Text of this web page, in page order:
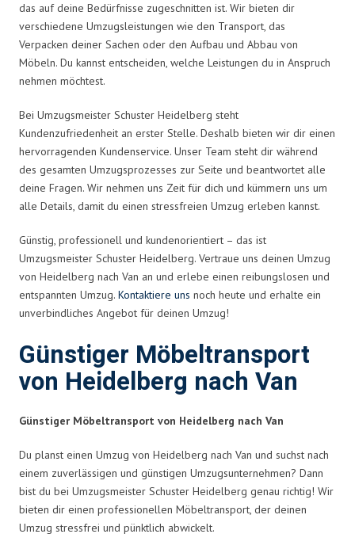
das auf deine Bedürfnisse zugeschnitten ist. Wir bieten dir
verschiedene Umzugsleistungen wie den Transport, das
Verpacken deiner Sachen oder den Aufbau und Abbau von
Möbeln. Du kannst entscheiden, welche Leistungen du in Anspruch
nehmen möchtest.
Bei Umzugsmeister Schuster Heidelberg steht
Kundenzufriedenheit an erster Stelle. Deshalb bieten wir dir einen
hervorragenden Kundenservice. Unser Team steht dir während
des gesamten Umzugsprozesses zur Seite und beantwortet alle
deine Fragen. Wir nehmen uns Zeit für dich und kümmern uns um
alle Details, damit du einen stressfreien Umzug erleben kannst.
Günstig, professionell und kundenorientiert – das ist
Umzugsmeister Schuster Heidelberg. Vertraue uns deinen Umzug
von Heidelberg nach Van an und erlebe einen reibungslosen und
entspannten Umzug. Kontaktiere uns noch heute und erhalte ein
unverbindliches Angebot für deinen Umzug!
Günstiger Möbeltransport
von Heidelberg nach Van
Günstiger Möbeltransport von Heidelberg nach Van
Du planst einen Umzug von Heidelberg nach Van und suchst nach
einem zuverlässigen und günstigen Umzugsunternehmen? Dann
bist du bei Umzugsmeister Schuster Heidelberg genau richtig! Wir
bieten dir einen professionellen Möbeltransport, der deinen
Umzug stressfrei und pünktlich abwickelt.